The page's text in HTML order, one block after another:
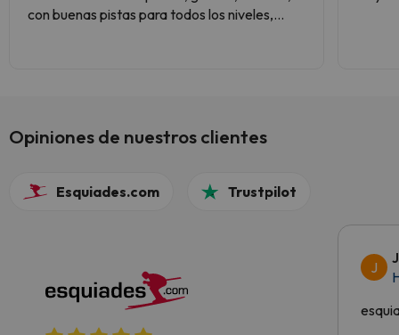
con buenas pistas para todos los niveles,
Opiniones de nuestros clientes
Esquiades.com Trustpilot
J